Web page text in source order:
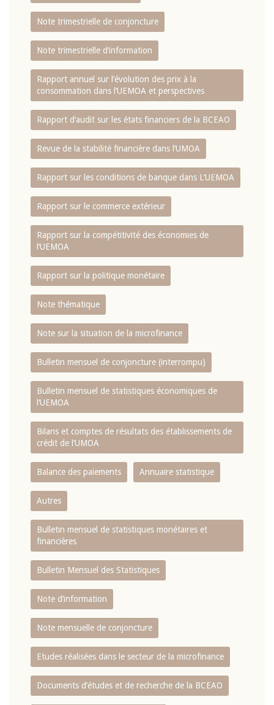
Note trimestrielle de conjoncture
Note trimestrielle d‘information
Rapport annuel sur l‘évolution des prix à la
consommation dans l‘UEMOA et perspectives
Rapport d‘audit sur les états financiers de la BCEAO
Revue de la stabilité financière dans l‘UMOA
Rapport sur les conditions de banque dans L‘UEMOA
Rapport sur le commerce extérieur
Rapport sur la compétitivité des économies de
l‘UEMOA
Rapport sur la politique monétaire
Note thématique
Note sur la situation de la microfinance
Bulletin mensuel de conjoncture (interrompu)
Bulletin mensuel de statistiques économiques de
l‘UEMOA
Bilans et comptes de résultats des établissements de
crédit de l‘UMOA
Balance des paiements Annuaire statistique
Autres
Bulletin mensuel de statistiques monétaires et
financières
Bulletin Mensuel des Statistiques
Note d’information
Note mensuelle de conjoncture
Etudes réalisées dans le secteur de la microfinance
Documents d’études et de recherche de la BCEAO